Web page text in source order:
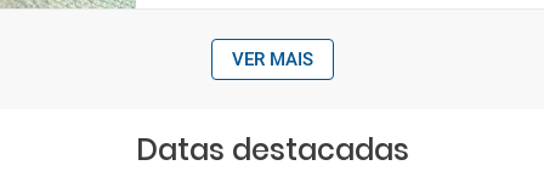
VER MAIS
Datas destacadas